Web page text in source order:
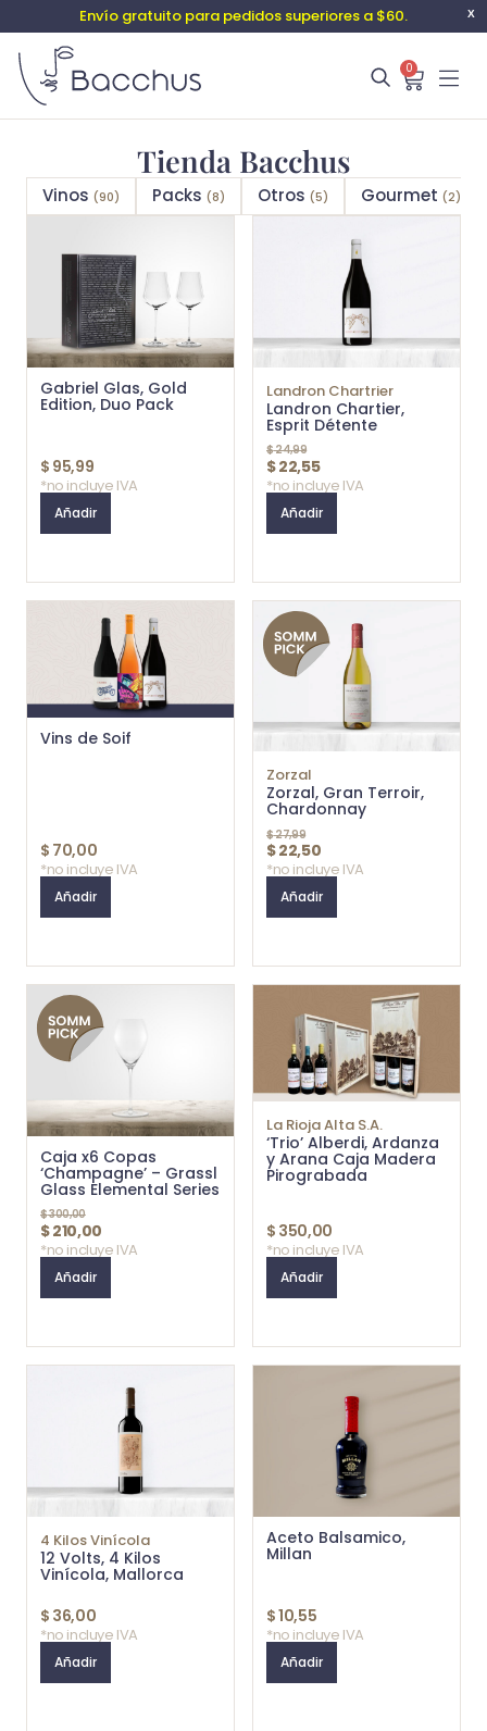
X
Envío gratuito para pedidos superiores a $60.
0
Tienda Bacchus
Vinos (90) Packs (8) Otros (5) Gourmet (2)
Gabriel Glas, Gold
Edition, Duo Pack
$ 95,99
*no incluye IVA
Añadir
Landron Chartrier
Landron Chartier,
Esprit Détente
$24,99
$22,55
*no incluye IVA
Añadir
Vins de Soif
$ 70,00
*no incluye IVA
Añadir
Zorzal
Zorzal, Gran Terroir,
Chardonnay
$27,99
$22,50
*no incluye IVA
Añadir
Caja x6 Copas
‘Champagne’ – Grassl
Glass Elemental Series
$300,00
$210,00
*no incluye IVA
Añadir
La Rioja Alta S.A.
‘Trio’ Alberdi, Ardanza
y Arana Caja Madera
Pirograbada
$ 350,00
*no incluye IVA
Añadir
4 Kilos Vinícola
12 Volts, 4 Kilos
Vinícola, Mallorca
$ 36,00
*no incluye IVA
Añadir
Aceto Balsamico,
Millan
$10,55
*no incluye IVA
Añadir